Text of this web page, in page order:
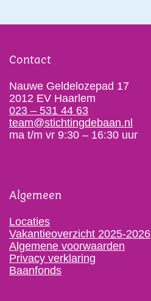
Contact
Nauwe Geldelozepad 17
2012 EV Haarlem
023 – 531 44 63
team@stichtingdebaan.nl
ma t/m vr 9:30 – 16:30 uur
Algemeen
Locaties
Vakantieoverzicht 2025-2026
Algemene voorwaarden
Privacy verklaring
Baanfonds